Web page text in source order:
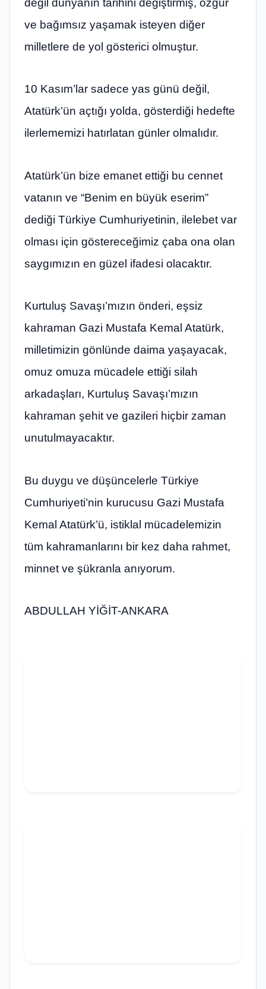
ve bağımsız yaşamak isteyen diğer
milletlere de yol gösterici olmuştur.
10 Kasım’lar sadece yas günü değil,
Atatürk’ün açtığı yolda, gösterdiği hedefte
ilerlememizi hatırlatan günler olmalıdır.
Atatürk’ün bize emanet ettiği bu cennet
vatanın ve “Benim en büyük eserim”
dediği Türkiye Cumhuriyetinin, ilelebet var
olması için göstereceğimiz çaba ona olan
saygımızın en güzel ifadesi olacaktır.
Kurtuluş Savaşı’mızın önderi, eşsiz
kahraman Gazi Mustafa Kemal Atatürk,
milletimizin gönlünde daima yaşayacak,
omuz omuza mücadele ettiği silah
arkadaşları, Kurtuluş Savaşı’mızın
kahraman şehit ve gazileri hiçbir zaman
unutulmayacaktır.
Bu duygu ve düşüncelerle Türkiye
Cumhuriyeti’nin kurucusu Gazi Mustafa
Kemal Atatürk’ü, istiklal mücadelemizin
tüm kahramanlarını bir kez daha rahmet,
minnet ve şükranla anıyorum.
ABDULLAH YİĞİT-ANKARA